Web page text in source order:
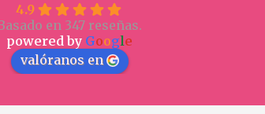
4.9
en 347 reseñas.
powered by Google
valóranos en